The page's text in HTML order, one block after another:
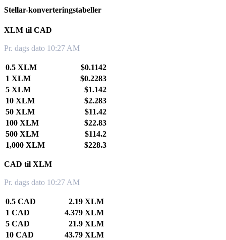
Stellar-konverteringstabeller
XLM til CAD
Pr. dags dato 10:27 AM
0.5 XLM
$0.1142
1 XLM
$0.2283
5 XLM
$1.142
10 XLM
$2.283
50 XLM
$11.42
100 XLM
$22.83
500 XLM
$114.2
1,000 XLM
$228.3
CAD til XLM
Pr. dags dato 10:27 AM
0.5 CAD
2.19 XLM
1 CAD
4.379 XLM
5 CAD
21.9 XLM
10 CAD
43.79 XLM